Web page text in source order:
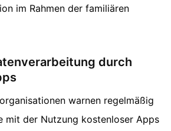
im Rahmen der familiären
durch
warnen regelmäßig
mit der Nutzung kostenloser Apps